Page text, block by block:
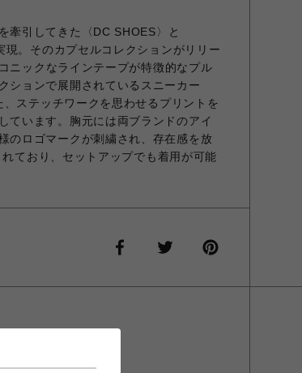
牽引してきた〈DC SHOES〉と
現。そのカプセルコレクションがリリー
ニックなラインテープが特徴的なプル
ションで展開されているスニーカー
ステッチワークを思わせるプリントを
ています。胸元には両ブランドのアイ
のロゴマークが刺繍され、存在感を放
ており、セットアップでも着用が可能